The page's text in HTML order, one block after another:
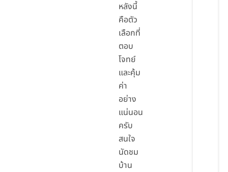
หลังนี้
คือตัว
เลือกที่
ตอบ
โจทย์
และคุ้ม
ค่า
อย่าง
แน่นอน
ครับ
สนใจ
นัดชม
บ้าน